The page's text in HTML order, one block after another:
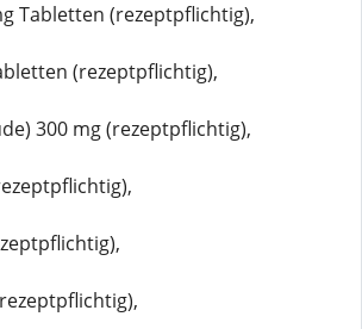
Tabletten (rezeptpflichtig),
(rezeptpflichtig),
300 mg (rezeptpflichtig),